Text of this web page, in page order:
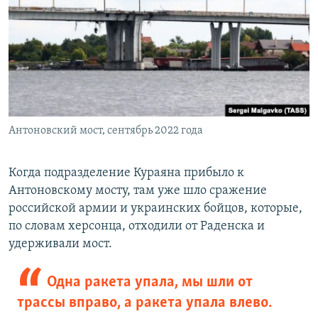
Антоновский мост, сентябрь 2022 года
Когда подразделение Кураяна прибыло к
Антоновскому мосту, там уже шло сражение
российской армии и украинских бойцов, которые,
по словам херсонца, отходили от Раденска и
удерживали мост.
Одна ракета упала, мы шли от
трассы вправо, а ракета упала влево.